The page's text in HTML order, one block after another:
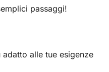
passaggi!
alle tue esigenze